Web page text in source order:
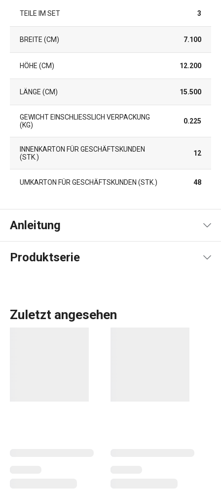
TEILE IM SET 3
BREITE (CM) 7.100
HÖHE (CM) 12.200
LÄNGE (CM) 15.500
GEWICHT EINSCHLIESSLICH VERPACKUNG (
KG)
0.225
INNENKARTON FÜR GESCHÄFTSKUNDEN
(STK.)
12
UMKARTON FÜR GESCHÄFTSKUNDEN (STK.) 48
Anleitung
Artikel Rezept
Produktserie
Zuletzt angesehen